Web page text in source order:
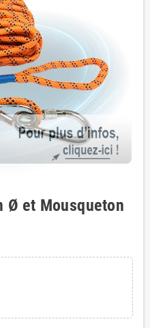
Ø et Mousqueton